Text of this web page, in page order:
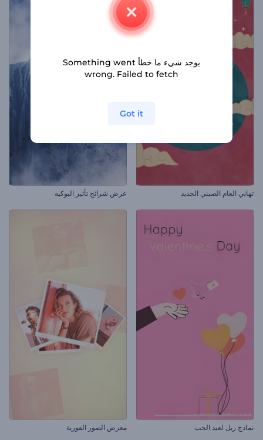
تهاني العام الصيني الجديد عرض شرائح تأثير البوكيه
نماذج ريل لعيد الحب معرض الصور الفورية
يوجد شيء ما خطأ Something went
wrong. Failed to fetch
Got it